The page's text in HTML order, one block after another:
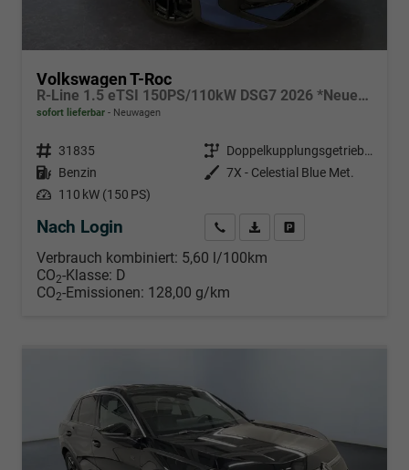
Volkswagen T-Roc
R-Line 1.5 eTSI 150PS/110kW DSG7 2026 *Neues Modell* | +AHK +BlackStyle +19" ALU +IQ.Licht-Matrix
sofort lieferbar Neuwagen
Fahrzeugnr. 31835 Getriebe
Doppelkupplungsgetriebe (DSG)
Kraftstoff Benzin Außenfarbe 7X - Celestial Blue Met.
Leistung 110 kW (150 PS)
Nach Login Wir rufen Sie anPDF-Datei, Fahrzeugexposé
Verbrauch kombiniert: 5,60 l/100km
CO2-Klasse: D
CO2-Emissionen: 128,00 g/km